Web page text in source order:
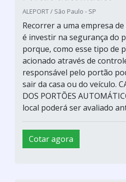
ALEPORT / São Paulo - SP
Recorrer a uma empresa
é investir na segurança do
porque, como esse tipo de
acionado através de
responsável pelo portão
sair da casa ou do veículo.
DOS PORTÕES
local poderá ser avaliado
Cotar agora